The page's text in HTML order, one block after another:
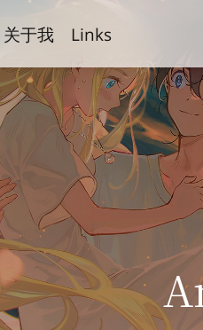
关于我 Links